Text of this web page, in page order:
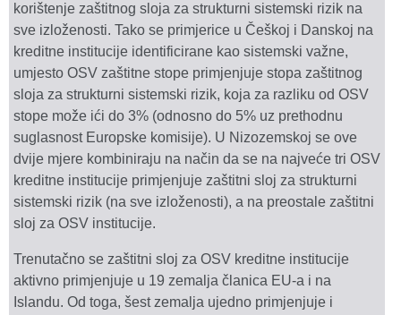
korištenje zaštitnog sloja za strukturni sistemski rizik na
sve izloženosti. Tako se primjerice u Češkoj i Danskoj na
kreditne institucije identificirane kao sistemski važne,
umjesto OSV zaštitne stope primjenjuje stopa zaštitnog
sloja za strukturni sistemski rizik, koja za razliku od OSV
stope može ići do 3% (odnosno do 5% uz prethodnu
suglasnost Europske komisije). U Nizozemskoj se ove
dvije mjere kombiniraju na način da se na najveće tri OSV
kreditne institucije primjenjuje zaštitni sloj za strukturni
sistemski rizik (na sve izloženosti), a na preostale zaštitni
sloj za OSV institucije.
Trenutačno se zaštitni sloj za OSV kreditne institucije
aktivno primjenjuje u 19 zemalja članica EU-a i na
Islandu. Od toga, šest zemalja ujedno primjenjuje i